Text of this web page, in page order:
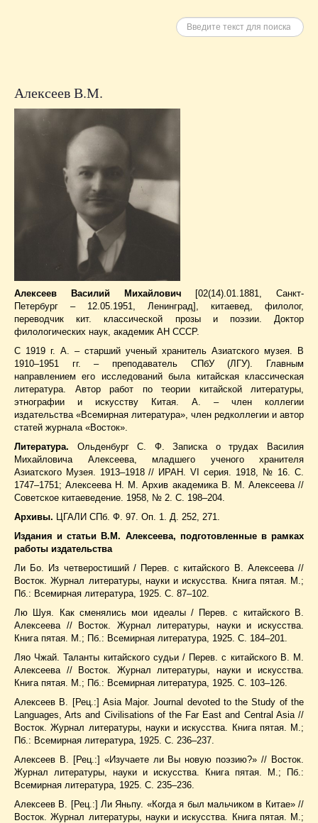
Искать
Алексеев В.М.
Алексеев Василий Михайлович [02(14).01.1881, Санкт-
Петербург – 12.05.1951, Ленинград], китаевед, филолог,
переводчик кит. классической прозы и поэзии. Доктор
филологических наук, академик АН СССР.
С 1919 г. А. – старший ученый хранитель Азиатского музея. В
1910–1951 гг. – преподаватель СПбУ (ЛГУ). Главным
направлением его исследований была китайская классическая
литература. Автор работ по теории китайской литературы,
этнографии и искусству Китая. А. – член коллегии
издательства «Всемирная литература», член редколлегии и автор
статей журнала «Восток».
Литература. Ольденбург С. Ф. Записка о трудах Василия
Михайловича Алексеева, младшего ученого хранителя
Азиатского Музея. 1913–1918 // ИРАН. VI серия. 1918, № 16. С.
1747–1751; Алексеева Н. М. Архив академика В. М. Алексеева //
Советское китаеведение. 1958, № 2. С. 198–204.
Архивы. ЦГАЛИ СПб. Ф. 97. Оп. 1. Д. 252, 271.
Издания и статьи В.М. Алексеева, подготовленные в рамках
работы издательства
Ли Бо. Из четверостиший / Перев. с китайского В. Алексеева //
Восток. Журнал литературы, науки и искусства. Книга пятая. М.;
Пб.: Всемирная литература, 1925. С. 87–102.
Лю Шуя. Как сменялись мои идеалы / Перев. с китайского В.
Алексеева // Восток. Журнал литературы, науки и искусства.
Книга пятая. М.; Пб.: Всемирная литература, 1925. С. 184–201.
Ляо Чжай. Таланты китайского судьи / Перев. с китайского В. М.
Алексеева // Восток. Журнал литературы, науки и искусства.
Книга пятая. М.; Пб.: Всемирная литература, 1925. С. 103–126.
Алексеев В. [Рец.:] Asia Major. Journal devoted to the Study of the
Languages, Arts and Civilisations of the Far East and Central Asia //
Восток. Журнал литературы, науки и искусства. Книга пятая. М.;
Пб.: Всемирная литература, 1925. С. 236–237.
Алексеев В. [Рец.:] «Изучаете ли Вы новую поэзию?» // Восток.
Журнал литературы, науки и искусства. Книга пятая. М.; Пб.:
Всемирная литература, 1925. С. 235–236.
Алексеев В. [Рец.:] Ли Яньпу. «Когда я был мальчиком в Китае» //
Восток. Журнал литературы, науки и искусства. Книга пятая. М.;